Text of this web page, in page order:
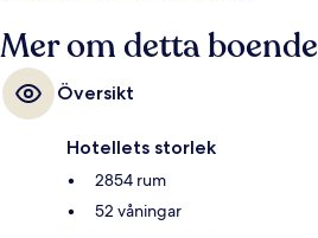
Mer om detta boende
Översikt
Hotellets storlek
2854 rum
52 våningar